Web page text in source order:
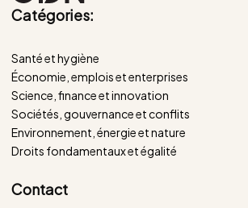
Catégories:
Santé et hygiène
Économie, emplois et enterprises
Science, finance et innovation
Sociétés, gouvernance et conflits
Environnement, énergie et nature
Droits fondamentaux et égalité
Contact